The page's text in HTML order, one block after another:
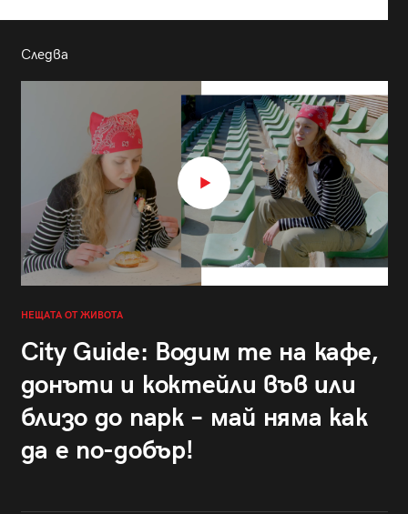
Следва
НЕЩАТА ОТ ЖИВОТА
City Guide: Водим те на кафе,
донъти и коктейли във или
близо до парк – май няма как
да е по-добър!